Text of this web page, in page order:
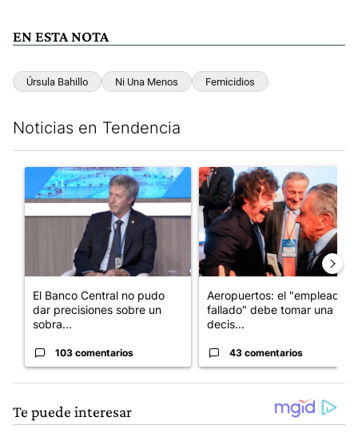
EN ESTA NOTA
Úrsula Bahillo Ni Una Menos Femicidios
Noticias en Tendencia
Un artículo de tendencia con el título "El Banco Central no
El Banco Central no pudo
dar precisiones sobre un
sobra...
103 comentarios
Un artículo de tendencia con
Aeropuertos: el "empleado
fallado" debe tomar una
decis...
43 comentarios